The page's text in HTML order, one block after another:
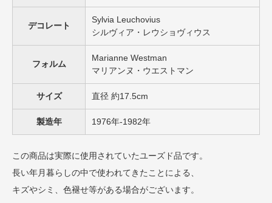
デコレート
Sylvia Leuchovius
シルヴィア・レウショヴィウス
フォルム
Marianne Westman
マリアンヌ・ウエストマン
サイズ 直径 約17.5cm
製造年 1976年-1982年
この商品は実際に使用されていたユーズド品です。
長い年月暮らしの中で使われてきたことによる、
キズやシミ、色褪せ等がある場合がございます。